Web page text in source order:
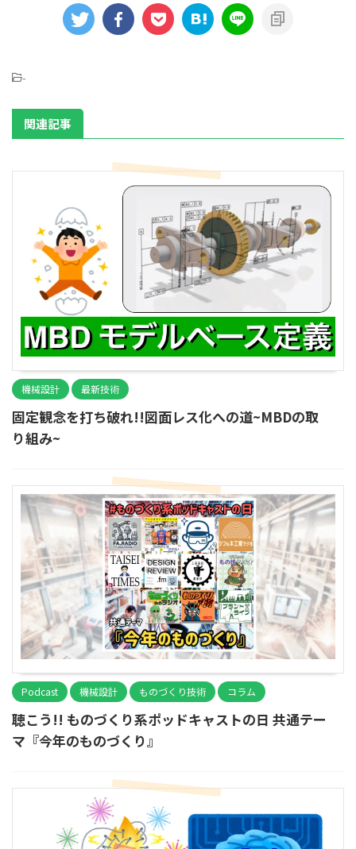
-
関連記事
機械設計 最新技術
固定観念を打ち破れ!!図面レス化への道~MBDの取
り組み~
Podcast 機械設計 ものづくり技術 コラム
聴こう!! ものづくり系ポッドキャストの日 共通テー
マ『今年のものづくり』